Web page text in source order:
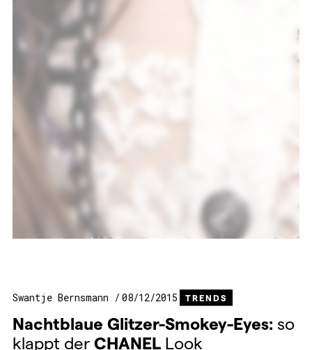
Swantje Bernsmann 08/12/2015 TRENDS
Nachtblaue Glitzer-Smokey-Eyes: so
klappt der CHANEL Look